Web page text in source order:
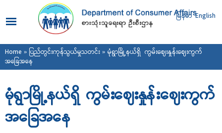
main
content
မြန်မာ English
You are here
Home » ပြည်တွင်းကုန်သွယ်မှုသတင်း» မုံရွာမြို့နယ်ရှိ ကွမ်းဈေးနှုန်းဈေးကွက်
အခြေအနေ
မုံရွာမြို့နယ်ရှိ ကွမ်းဈေးနှုန်းဈေးကွက်
အခြေအနေ